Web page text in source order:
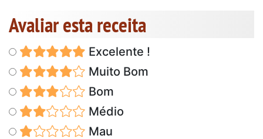
Avaliar esta receita
Excelente !
Muito Bom
Bom
Médio
Mau